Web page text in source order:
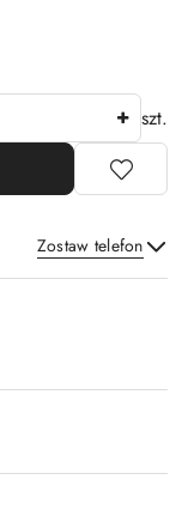
szt.
Zostaw telefon